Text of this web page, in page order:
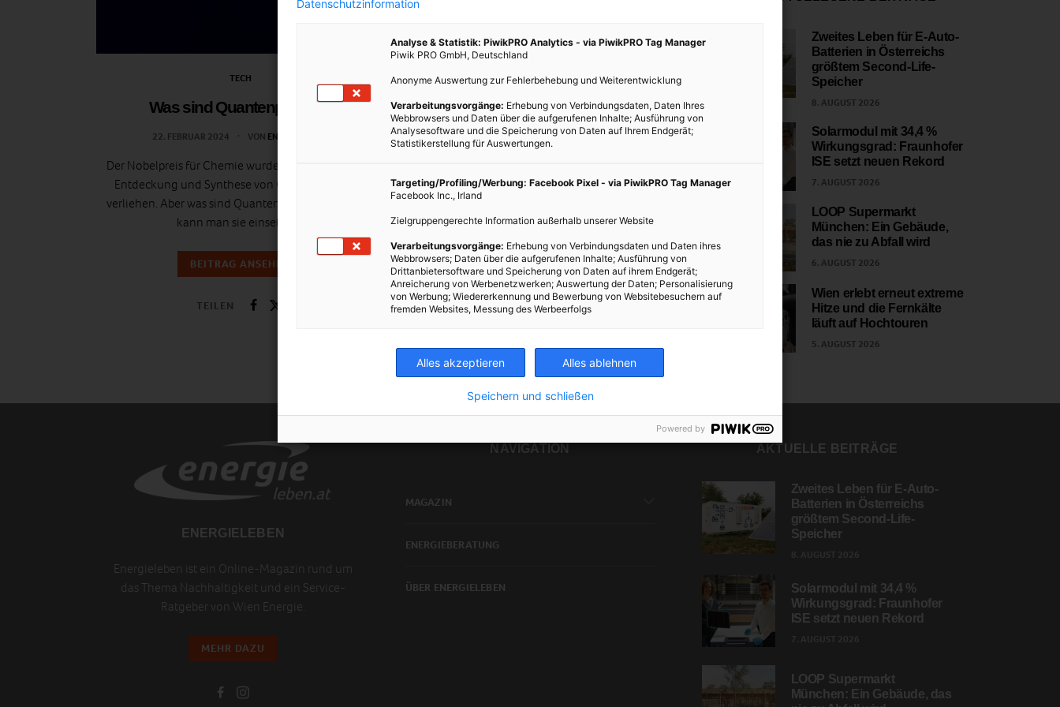
TECH
Was sind Quantenpunkte?
22. FEBRUAR 2024 VON ENERGIELEBEN
Der Nobelpreis für Chemie wurde letztes Jahr für die
Entdeckung und Synthese von Quantenpunkten
verliehen. Aber was sind Quantenpunkte und wofür
kann man sie einsetzen?
BEITRAG ANSEHEN
TEILEN
Zweites Leben für E-Auto-
Batterien in Österreichs
größtem Second-Life-
Speicher
8. AUGUST 2026
Solarmodul mit 34,4 %
Wirkungsgrad: Fraunhofer
ISE setzt neuen Rekord
7. AUGUST 2026
LOOP Supermarkt
München: Ein Gebäude,
das nie zu Abfall wird
6. AUGUST 2026
Wien erlebt erneut extreme
Hitze und die Fernkälte
läuft auf Hochtouren
5. AUGUST 2026
ENERGIELEBEN
Energieleben ist ein Online-Magazin rund um
das Thema Nachhaltigkeit und ein Service-
Ratgeber von Wien Energie.
MEHR DAZU
NAVIGATION
MAGAZIN
ENERGIEBERATUNG
ÜBER ENERGIELEBEN
AKTUELLE BEITRÄGE
Zweites Leben für E-Auto-
Batterien in Österreichs
größtem Second-Life-
Speicher
Solarmodul mit 34,4 %
Wirkungsgrad: Fraunhofer
ISE setzt neuen Rekord
LOOP Supermarkt
München: Ein Gebäude, das
Datenschutzinformation
Analyse & Statistik: PiwikPRO Analytics - via PiwikPRO Tag Manager
Piwik PRO GmbH, Deutschland
Anonyme Auswertung zur Fehlerbehebung und Weiterentwicklung
Verarbeitungsvorgänge: Erhebung von Verbindungsdaten, Daten Ihres
Webbrowsers und Daten über die aufgerufenen Inhalte; Ausführung von
Analysesoftware und die Speicherung von Daten auf Ihrem Endgerät;
Statistikerstellung für Auswertungen.
Targeting/Profiling/Werbung: Facebook Pixel - via PiwikPRO Tag Manager
Facebook Inc., Irland
Zielgruppengerechte Information außerhalb unserer Website
Verarbeitungsvorgänge: Erhebung von Verbindungsdaten und Daten ihres
Webbrowsers; Daten über die aufgerufenen Inhalte; Ausführung von
Drittanbietersoftware und Speicherung von Daten auf ihrem Endgerät;
Anreicherung von Werbenetzwerken; Auswertung der Daten; Personalisierung
von Werbung; Wiedererkennung und Bewerbung von Websitebesuchern auf
fremden Websites, Messung des Werbeerfolgs
Alles akzeptieren Alles ablehnen
Speichern und schließen
Powered by